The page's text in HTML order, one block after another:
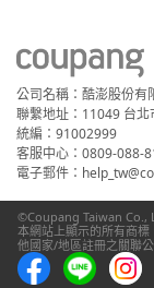
公司名稱：酷澎股份有
聯繫地址：11049 台
統編：91002999
客服中心：0809-088-
電子郵件：
©Coupang Taiwan Co.,
本網站上顯示的所有商
他國家/地區註冊之關聯